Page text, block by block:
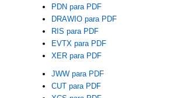
PDN para PDF
DRAWIO para PDF
RIS para PDF
EVTX para PDF
XER para PDF
JWW para PDF
CUT para PDF